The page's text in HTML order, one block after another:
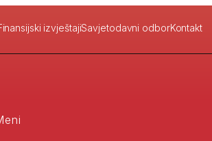
izvještajiSavjetodavni odborKontakt